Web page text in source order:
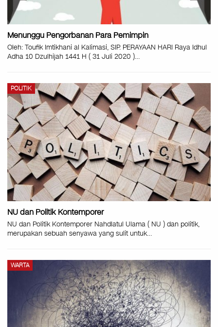
Menunggu Pengorbanan Para Pemimpin
Oleh: Toufik Imtikhani al Kalimasi, SIP. PERAYAAN HARI Raya Idhul
Adha 10 Dzulhijah 1441 H ( 31 Juli 2020 )…
POLITIK
NU dan Politik Kontemporer
NU dan Politik Kontemporer Nahdlatul Ulama ( NU ) dan politik,
merupakan sebuah senyawa yang sulit untuk…
WARTA